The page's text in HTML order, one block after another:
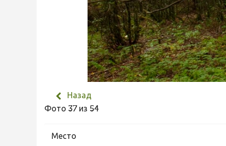
Назад
Фото 37 из 54
Место